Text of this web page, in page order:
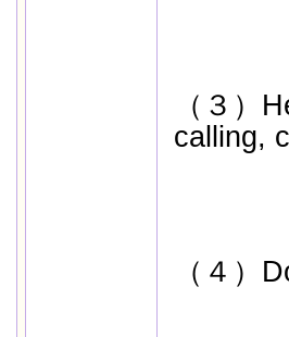
（３）
calling,
（４）